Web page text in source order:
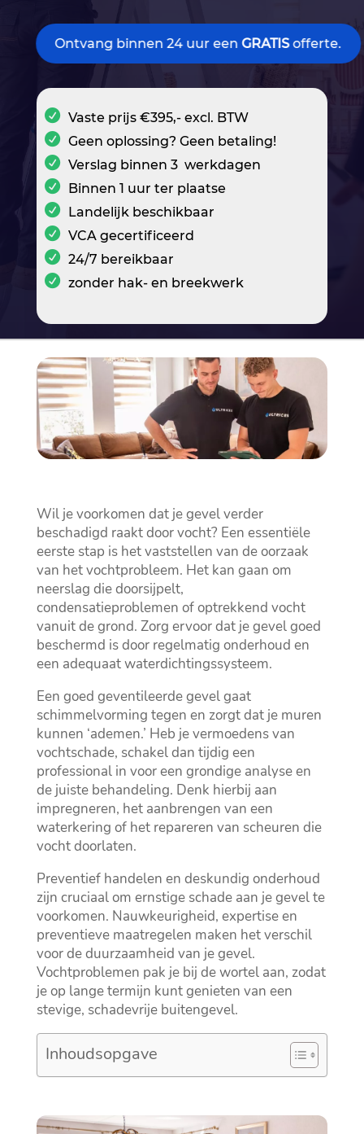
Ontvang binnen 24 uur eenGRATISofferte.
Vaste prijs €395,- excl. BTW
Geen oplossing? Geen betaling!
Verslag binnen 3 werkdagen
Binnen 1 uur ter plaatse
Landelijk beschikbaar
VCA gecertificeerd
24/7 bereikbaar
zonder hak- en breekwerk
Wil je voorkomen dat je gevel verder
beschadigd raakt door vocht? Een essentiële
eerste stap is het vaststellen van de oorzaak
van het vochtprobleem.​ Het kan gaan om
neerslag die doorsijpelt,
condensatieproblemen of optrekkend vocht
vanuit de grond.​ Zorg ervoor dat je gevel goed
beschermd is door regelmatig onderhoud en
een adequaat waterdichtingssysteem.​
Een goed geventileerde gevel gaat
schimmelvorming tegen en zorgt dat je muren
kunnen ‘ademen.​’ Heb je vermoedens van
vochtschade, schakel dan tijdig een
professional in voor een grondige analyse en
de juiste behandeling.​ Denk hierbij aan
impregneren, het aanbrengen van een
waterkering of het repareren van scheuren die
vocht doorlaten.​
Preventief handelen en deskundig onderhoud
zijn cruciaal om ernstige schade aan je gevel te
voorkomen.​ Nauwkeurigheid, expertise en
preventieve maatregelen maken het verschil
voor de duurzaamheid van je gevel.​
Vochtproblemen pak je bij de wortel aan, zodat
je op lange termijn kunt genieten van een
stevige, schadevrije buitengevel.​
Inhoudsopgave